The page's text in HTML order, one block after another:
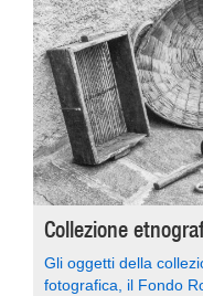
Collezione
Gli oggetti della
fotografica, il Fondo